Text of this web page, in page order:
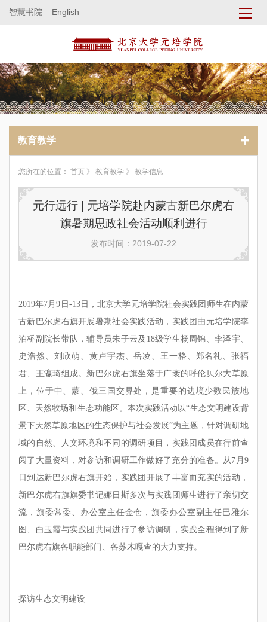
智慧书院 English
教育教学
您所在的位置： 首页 》 教育教学 》 教学信息
元行远行 | 元培学院赴内蒙古新巴尔虎右
旗暑期思政社会活动顺利进行
发布时间：2019-07-22
2019年7月9日-13日，北京大学元培学院社会实践团师生在内蒙
古新巴尔虎右旗开展暑期社会实践活动，实践团由元培学院李
泊桥副院长带队，辅导员朱子云及18级学生杨周锦、李泽宇、
史浩然、刘欣萌、黄卢宇杰、岳凌、王一格、郑名礼、张福
君、王瀛琦组成。新巴尔虎右旗坐落于广袤的呼伦贝尔大草原
上，位于中、蒙、俄三国交界处，是重要的边境少数民族地
区、天然牧场和生态功能区。本次实践活动以“生态文明建设背
景下天然草原地区的生态保护与社会发展”为主题，针对调研地
域的自然、人文环境和不同的调研项目，实践团成员在行前查
阅了大量资料，对参访和调研工作做好了充分的准备。从7月9
日到达新巴尔虎右旗开始，实践团开展了丰富而充实的活动，
新巴尔虎右旗旗委书记娜日斯多次与实践团师生进行了亲切交
流，旗委常委、办公室主任金仓，旗委办公室副主任巴雅尔
图、白玉霞与实践团共同进行了参访调研，实践全程得到了新
巴尔虎右旗各职能部门、各苏木嘎查的大力支持。
探访生态文明建设